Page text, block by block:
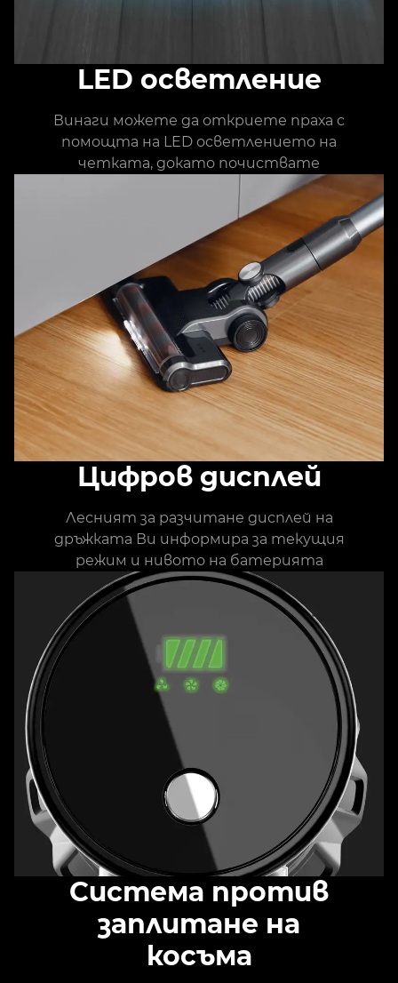
LED осветление
Винаги можете да откриете праха с
помощта на LED осветлението на
четката, докато почиствате
Цифров дисплей
Лесният за разчитане дисплей на
дръжката Ви информира за текущия
режим и нивото на батерията
Система против
заплитане на
косъма